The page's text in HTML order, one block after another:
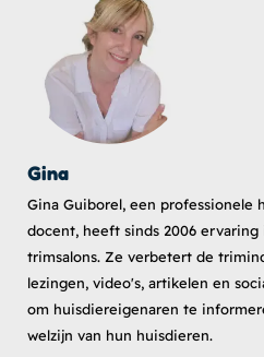
Gina
Gina Guiborel, een professionele
docent, heeft sinds 2006 ervaring
trimsalons. Ze verbetert de
lezingen, video's, artikelen en
om huisdiereigenaren te
welzijn van hun huisdieren.